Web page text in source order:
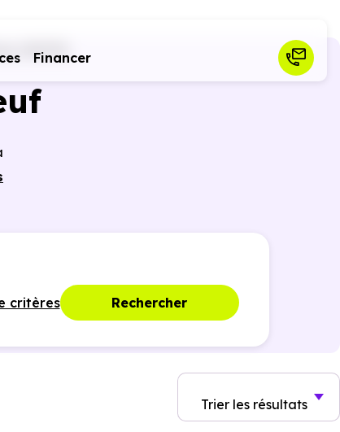
Financer
(01170)
critères Rechercher
Trier les résultats